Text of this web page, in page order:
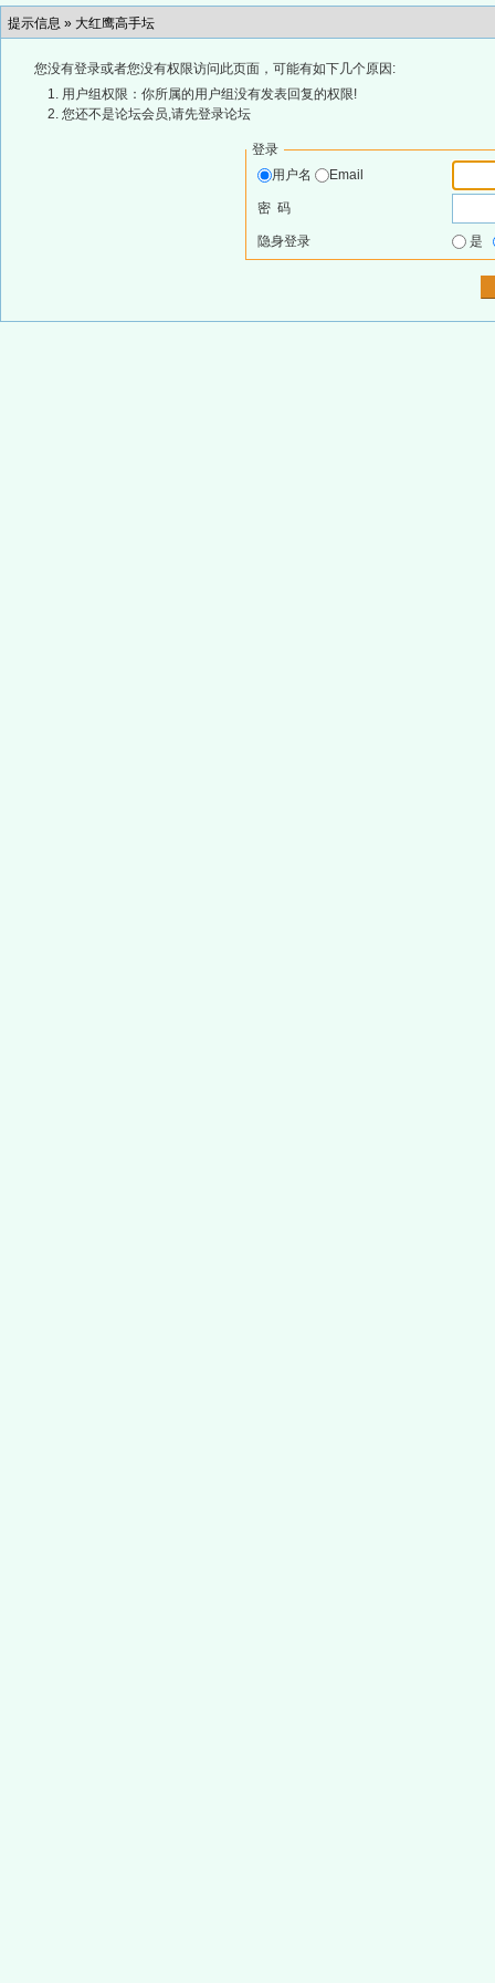
提示信息 » 大红鹰高手坛
您没有登录或者您没有权限访问此页面，可能有如下几个原因:
用户组权限：你所属的用户组没有发表回复的权限!
您还不是论坛会员,请先登录论坛
登录
用户名
Email
密 码
隐身登录 是